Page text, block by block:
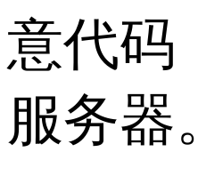
意代码
服务器